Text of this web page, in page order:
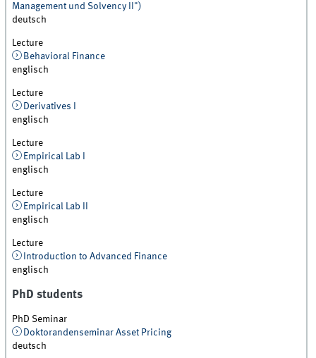
Management und Solvency II")
deutsch
Lecture
Behavioral Finance
englisch
Lecture
Derivatives I
englisch
Lecture
Empirical Lab I
englisch
Lecture
Empirical Lab II
englisch
Lecture
Introduction to Advanced Finance
englisch
PhD students
PhD Seminar
Doktorandenseminar Asset Pricing
deutsch